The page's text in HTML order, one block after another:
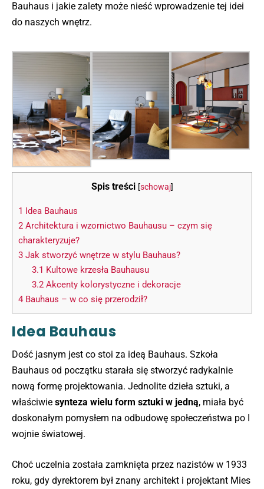
Bauhaus i jakie zalety może nieść wprowadzenie tej idei
do naszych wnętrz.
Spis treści [schowaj]
1 Idea Bauhaus
2 Architektura i wzornictwo Bauhausu – czym się
charakteryzuje?
3 Jak stworzyć wnętrze w stylu Bauhaus?
3.1 Kultowe krzesła Bauhausu
3.2Akcenty kolorystyczne i dekoracje
4 Bauhaus – w co się przerodził?
Idea Bauhaus
Dość jasnym jest co stoi za ideą Bauhaus. Szkoła
Bauhaus od początku starała się stworzyć radykalnie
nową formę projektowania. Jednolite dzieła sztuki, a
właściwie synteza wielu form sztuki w jedną, miała być
doskonałym pomysłem na odbudowę społeczeństwa po I
wojnie światowej.
Choć uczelnia została zamknięta przez nazistów w 1933
roku, gdy dyrektorem był znany architekt i projektant Mies